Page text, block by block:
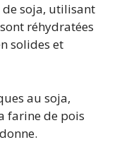
de soja, utilisant
réhydratées
solides et
au soja,
farine de pois